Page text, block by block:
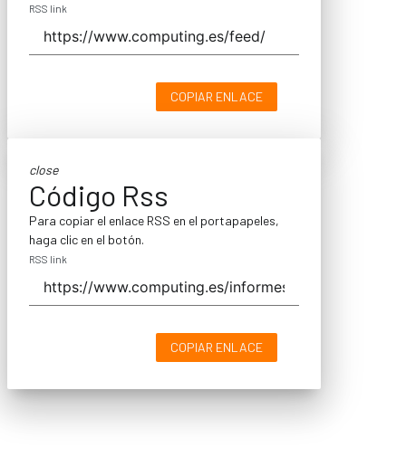
RSS link
COPIAR ENLACE
close
Código Rss
Para copiar el enlace RSS en el portapapeles,
haga clic en el botón.
RSS link
COPIAR ENLACE